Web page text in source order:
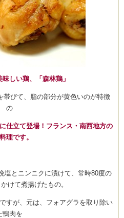
しい鶏、「森林鶏」
帯びて、脂の部分が黄色いのが特徴
の
仕立て登場！フランス・南西地方の
理です。
とニンニクに漬けて、常時80度の
かけて煮揚げたもの。
すが、元は、フォアグラを取り除い
鴨肉を